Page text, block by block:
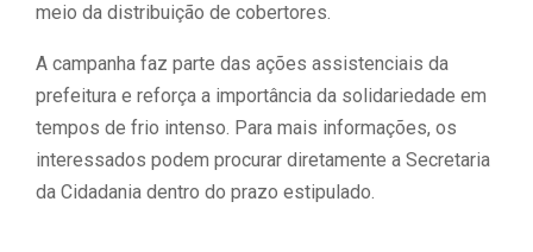
meio da distribuição de cobertores.
A campanha faz parte das ações assistenciais da
prefeitura e reforça a importância da solidariedade em
tempos de frio intenso. Para mais informações, os
interessados podem procurar diretamente a Secretaria
da Cidadania dentro do prazo estipulado.